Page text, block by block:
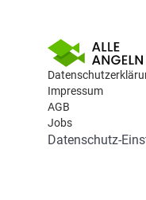
Impressum
AGB
Jobs
Datenschutz-